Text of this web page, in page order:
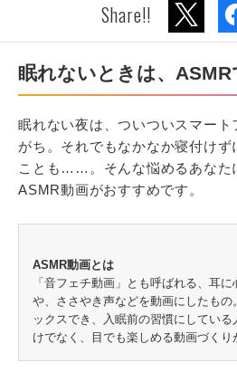
Share!!
眠れないときは、
眠れない夜は、ついついスマート
がち。それでもなかなか寝付けず
ことも……。そんな悩めるあなた
ASMR動画がおすすめです。
ASMR動画とは
「音フェチ動画」とも呼ばれる、耳
や、ささやき声などを動画にしたもの
ックスでき、入眠前の習慣にしてい
けでなく、目でも楽しめる動画づくり